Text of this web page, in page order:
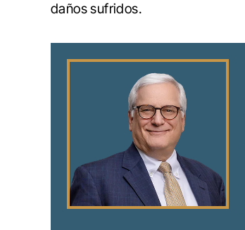
daños sufridos.